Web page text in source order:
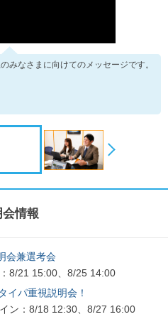
みなさまに向けてのメッセージです。
情報
会兼選考会
8/21 15:00、8/25 14:00
イパ重視説明会！
ン：8/18 12:30、8/27 16:00